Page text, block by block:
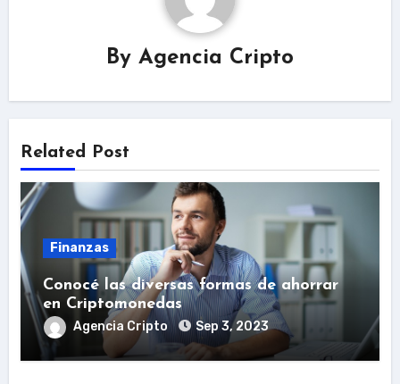
By Agencia Cripto
Related Post
Finanzas
Conocé las diversas formas de ahorrar
en Criptomonedas
Agencia Cripto Sep 3, 2023